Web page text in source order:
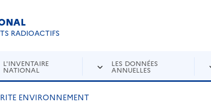
RADIOACTIFS
L'INVENTAIRE
NATIONAL
LES DONNÉES
ANNUELLES
ENVIRONNEMENT